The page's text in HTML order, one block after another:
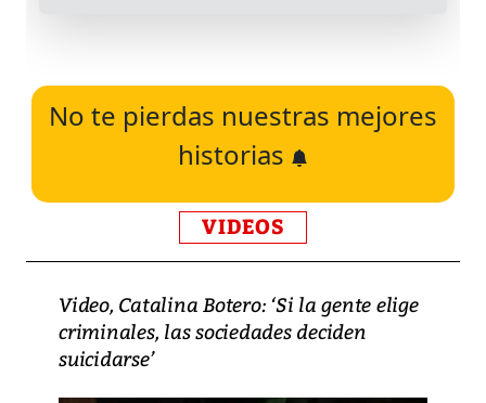
No te pierdas nuestras mejores
historias
VIDEOS
Video, Catalina Botero: ‘Si la gente elige
criminales, las sociedades deciden
suicidarse’